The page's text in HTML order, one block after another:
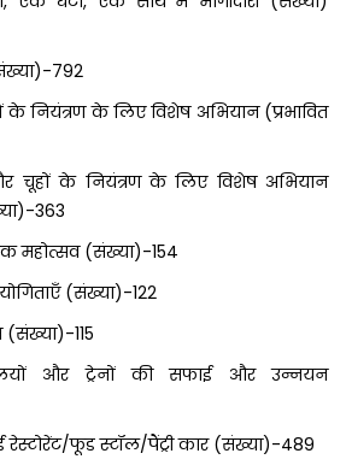
792
के नियंत्रण के लिए विशेष अभियान (प्रभावित
चूहों के नियंत्रण के लिए विशेष अभियान
363
महोत्सव (संख्या)-154
(संख्या)-122
115
और ट्रेनों की सफाई और उन्नयन
फूड स्टॉल/पैंट्री कार (संख्या)-489